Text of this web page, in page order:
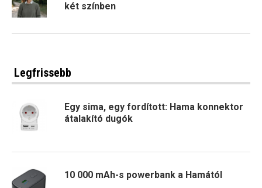
két színben
Legfrissebb
Egy sima, egy fordított: Hama konnektor
átalakító dugók
10 000 mAh-s powerbank a Hamától